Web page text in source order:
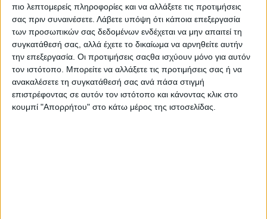
πιο λεπτομερείς πληροφορίες και να αλλάξετε τις προτιμήσεις
σας πριν συναινέσετε. Λάβετε υπόψη ότι κάποια επεξεργασία
των προσωπικών σας δεδομένων ενδέχεται να μην απαιτεί τη
συγκατάθεσή σας, αλλά έχετε το δικαίωμα να αρνηθείτε αυτήν
την επεξεργασία. Οι προτιμήσεις σαςθα ισχύουν μόνο για αυτόν
τον ιστότοπο. Μπορείτε να αλλάξετε τις προτιμήσεις σας ή να
ανακαλέσετε τη συγκατάθεσή σας ανά πάσα στιγμή
επιστρέφοντας σε αυτόν τον ιστότοπο και κάνοντας κλικ στο
κουμπί "Απορρήτου" στο κάτω μέρος της ιστοσελίδας.
δοκιµάζοντας επίπεδα των 65-70 σεντς ανά λίµπρα.
Εποµένως, δεν υπάρχει κάποιος λόγος βιασύνης. Μην
ξεχνάµε πως σχεδόν όλα τα χρηµατιστήρια εµπορευµάτων
βρίσκονται υπό πίεση. Όσον αφορά το χρηµατιστηριακό
πριµ για τις τιµές της νέας σοδειάς, οι εµπορικοί οίκοι
είναι διατεθειµένοι να πληρώσουν 2,5-3 σεντς πάνω από
τις τιµές ∆εκεµβρίου ‘24.